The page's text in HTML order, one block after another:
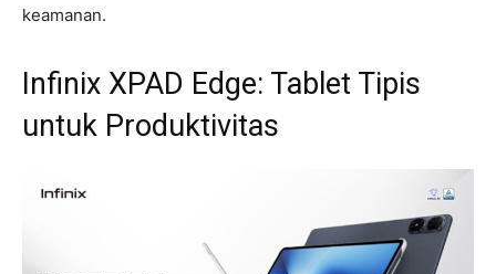
keamanan.
Infinix XPAD Edge: Tablet Tipis
untuk Produktivitas